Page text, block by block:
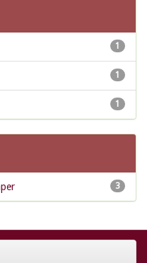
1
1
1
3